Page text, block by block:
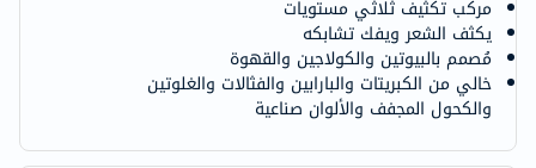
مركب تكثيف ثلاثي مستويات
يكثف الشعر ويفك تشابكه
مُصمم بالبيوتين والكولاجين والقهوة
خالي من الكبريتات والبارابين والفثالات والغلوتين
والكحول المجفف والألوان صناعية